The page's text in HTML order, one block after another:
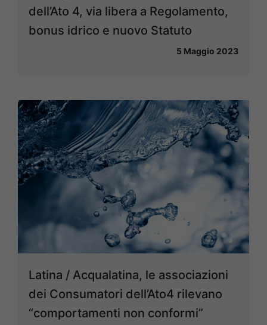
dell’Ato 4, via libera a Regolamento,
bonus idrico e nuovo Statuto
5 Maggio 2023
Latina / Acqualatina, le associazioni
dei Consumatori dell’Ato4 rilevano
“comportamenti non conformi”